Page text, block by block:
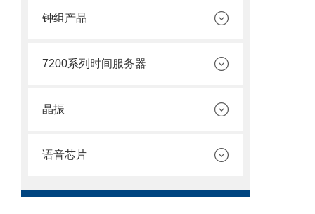
钟组产品
7200系列时间服务器
晶振
语音芯片